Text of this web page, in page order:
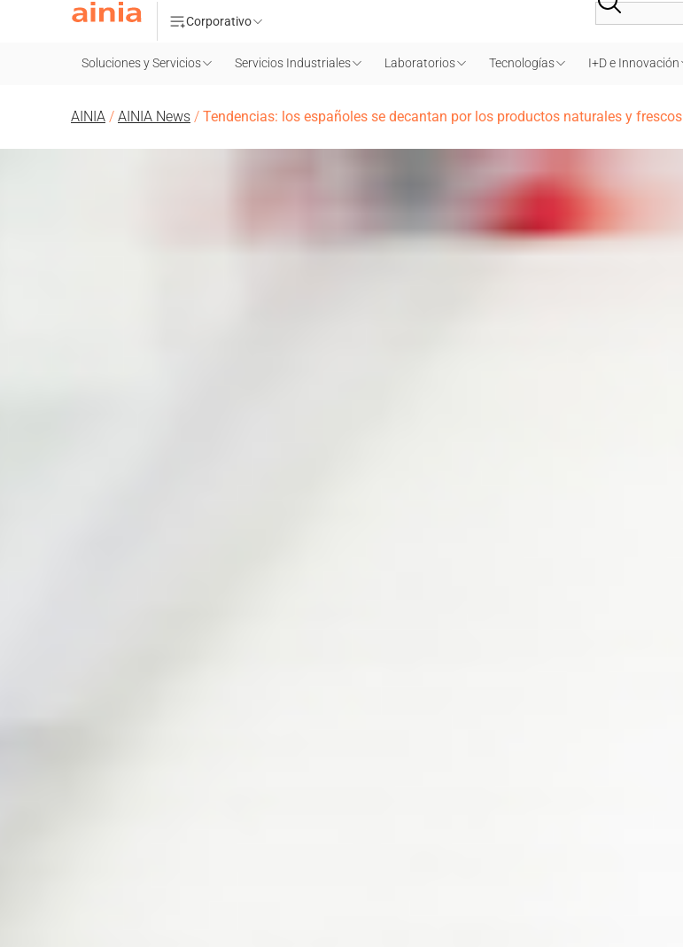
Corporativo
Soluciones y Servicios Servicios Industriales Laboratorios Tecnologías I+D e Innovación
AINIA / AINIA News / Tendencias: los españoles se decantan por los productos naturales y frescos